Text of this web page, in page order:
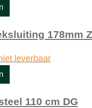
178mm
leverbaar
110 cm DG